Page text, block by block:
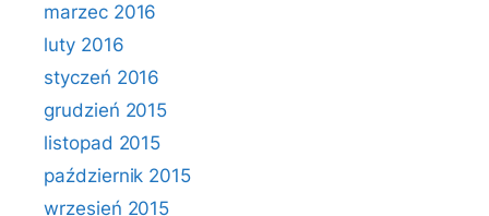
marzec 2016
luty 2016
styczeń 2016
grudzień 2015
listopad 2015
październik 2015
wrzesień 2015